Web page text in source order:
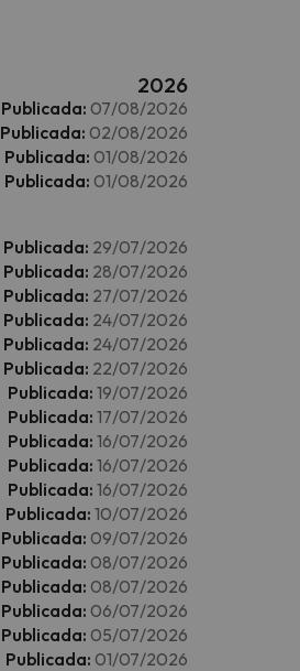
2026
Publicada: 07/08/2026
Publicada: 02/08/2026
Publicada: 01/08/2026
Publicada: 01/08/2026
Publicada: 29/07/2026
Publicada: 28/07/2026
Publicada: 27/07/2026
Publicada: 24/07/2026
Publicada: 24/07/2026
Publicada: 22/07/2026
Publicada: 19/07/2026
Publicada: 17/07/2026
Publicada: 16/07/2026
Publicada: 16/07/2026
Publicada: 16/07/2026
Publicada: 10/07/2026
Publicada: 09/07/2026
Publicada: 08/07/2026
Publicada: 08/07/2026
Publicada: 06/07/2026
Publicada: 05/07/2026
Publicada: 01/07/2026